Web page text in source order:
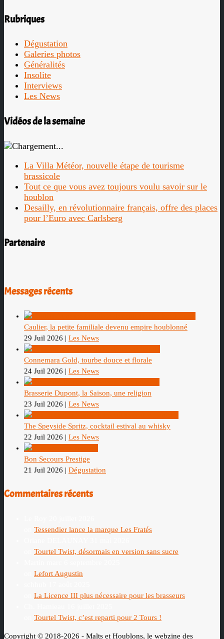
Rubriques
Dégustation
Galeries photos
Généralités
Insolite
Interviews
Les News
Vidéos de la semaine
La Villa Météor, nouvelle étape de tourisme
brassicole
Tout ce que vous avez toujours voulu savoir sur le
houblon
Desailly, en révolutionnaire français, offre des places
pour l’Euro avec Carlsberg
Partenaire
Messages récents
Caulier, la petite familiale devenu empire houblonné
29 Juil 2026 | Les News
Connemara Gold, tourbe douce et florale
24 Juil 2026 | Les News
Brasserie Dupont, la Saison, une religion
23 Juil 2026 | Les News
The Speyside Spritz, cocktail estival au whisky
22 Juil 2026 | Les News
Bon Secours Prestige
21 Juil 2026 | Dégustation
Commentaires récents
Tessendier lance la marque Les Fratés
Tourtel Twist, désormais en version sans sucre
Lefort Augustin
La Licence III plus nécessaire pour les brasseurs
Tourtel Twist, c’est reparti pour 2 Tours !
Copyright © 2018-2026 - Malts et Houblons, le webzine des